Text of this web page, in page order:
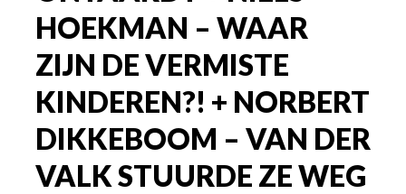
HOEKMAN – WAAR
ZIJN DE VERMISTE
KINDEREN?! + NORBERT
DIKKEBOOM – VAN DER
VALK STUURDE ZE WEG